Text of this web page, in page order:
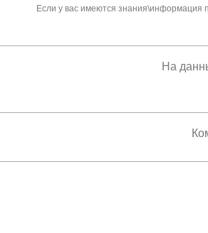
Если у вас имеются знания\информация
На